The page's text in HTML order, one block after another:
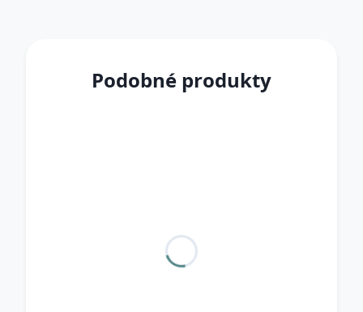
Podobné produkty